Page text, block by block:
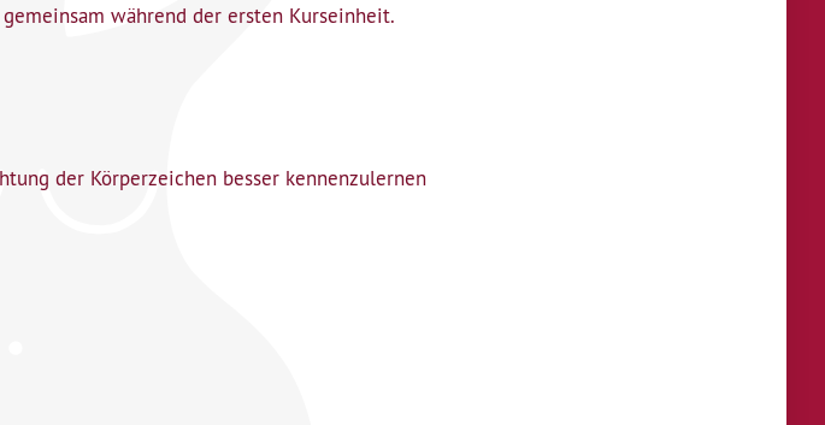
während der ersten Kurseinheit.
der Körperzeichen besser kennenzulernen